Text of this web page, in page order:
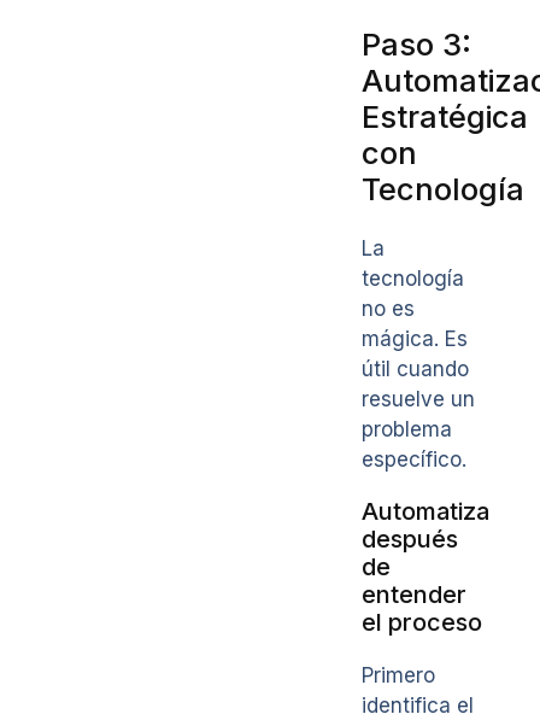
Paso 3:
Estratégica
con
Tecnología
La
tecnología
no es
mágica. Es
útil cuando
resuelve un
problema
específico.
Automatiza
después
de
entender
el proceso
Primero
identifica el